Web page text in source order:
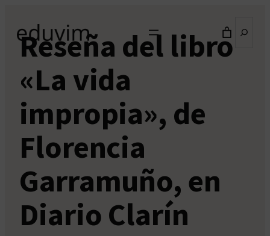
contenido
Reseña del libro
«La vida
impropia», de
Florencia
Garramuño, en
Diario Clarín